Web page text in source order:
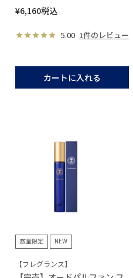
¥6,160税込
5.00 1件のレビュー
カートに入れる
数量限定 NEW
【フレグランス】